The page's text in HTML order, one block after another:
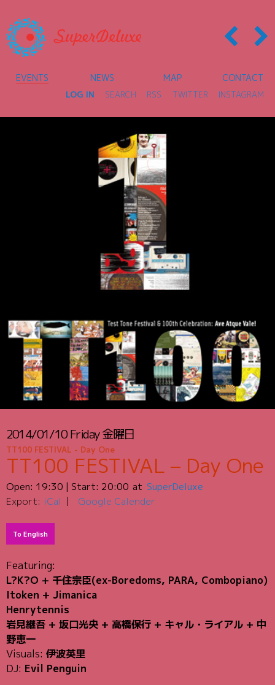
EVENTS NEWS MAP CONTACT
LOG IN SEARCH RSS TWITTER INSTAGRAM
2014/01/10Friday金曜日
TT100 FESTIVAL - Day One
TT100 FESTIVAL – Day One
Open: 19:30 | Start: 20:00
SuperDeluxe
Export: iCal Google Calender
To English
Featuring:
L?K?O + 千住宗臣(ex-Boredoms, PARA, Combopiano)
Itoken + Jimanica
Henrytennis
岩見継吾 + 坂口光央 + 高橋保行 + キャル・ライアル + 中
野恵一
Visuals: 伊波英里
DJ: Evil Penguin